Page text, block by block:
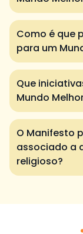
Como é que
para um
Que
Mundo
O Manifesto
associado a
religioso?